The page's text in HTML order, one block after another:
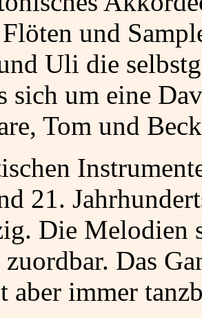
Flöten und
Uli die
sich um eine
Tom und
21.
Die Melodien
Das
aber immer